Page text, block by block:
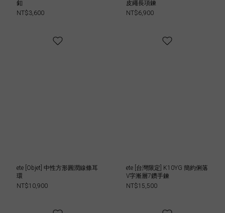
釦
NT$3,600
皮繩長項鍊
NT$6,900
ete [Objet] 中性方形圓潤線條耳
環
NT$10,900
ete [台灣限定] K10YG 簡約俐落
V字漸層7鑽手鍊
NT$15,500